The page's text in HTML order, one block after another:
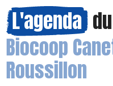
L'agenda
Biocoop
Roussillon